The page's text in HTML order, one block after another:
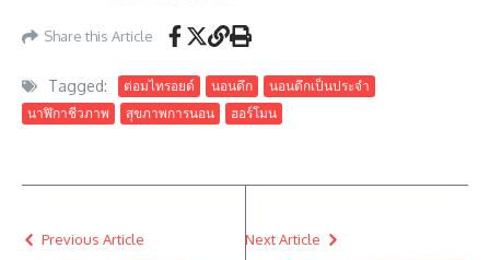
Share this Article
Tagged: ต่อมไทรอยด์ นอนดึก
นอนดึกเป็นประจำ
นาฬิกาชีวภาพ
สุขภาพการนอน ฮอร์โมน
Previous Article Next Article